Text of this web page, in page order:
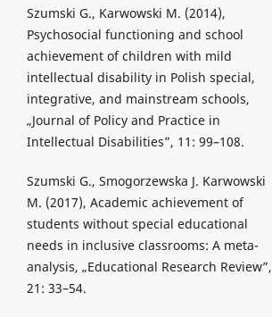
Szumski G., Karwowski M. (2014),
Psychosocial functioning and school
achievement of children with mild
intellectual disability in Polish special,
integrative, and mainstream schools,
„Journal of Policy and Practice in
Intellectual Disabilities”, 11: 99–108.
Szumski G., Smogorzewska J. Karwowski
M. (2017), Academic achievement of
students without special educational
needs in inclusive classrooms: A meta-
analysis, „Educational Research Review”,
21: 33–54.